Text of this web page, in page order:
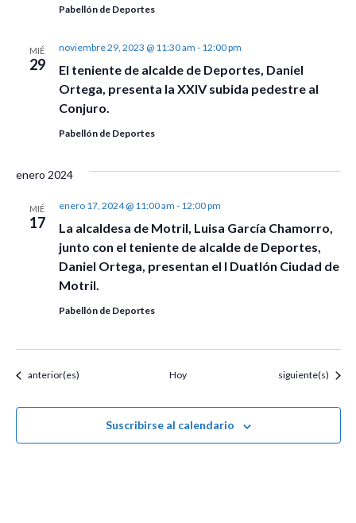
Pabellón de Deportes
MIÉ
29
El teniente de alcalde de Deportes, Daniel
Ortega, presenta la XXIV subida pedestre al
Conjuro.
noviembre 29, 2023 @ 11:30 am - 12:00 pm
Pabellón de Deportes
enero 2024
MIÉ
17
La alcaldesa de Motril, Luisa García Chamorro,
junto con el teniente de alcalde de Deportes,
Daniel Ortega, presentan el I Duatlón Ciudad de
Motril.
enero 17, 2024 @ 11:00 am - 12:00 pm
Pabellón de Deportes
Eventos
anterior(es) Hoy Eventos
siguiente(s)
Suscribirse al calendario